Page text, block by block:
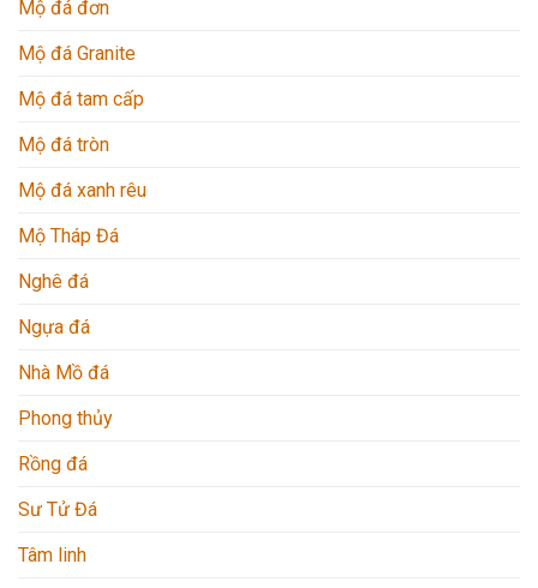
Mộ đá đơn
Mộ đá Granite
Mộ đá tam cấp
Mộ đá tròn
Mộ đá xanh rêu
Mộ Tháp Đá
Nghê đá
Ngựa đá
Nhà Mồ đá
Phong thủy
Rồng đá
Sư Tử Đá
Tâm linh